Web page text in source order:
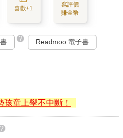
喜歡+1
寫評價
賺金幣
? Readmoo 電子書
童上學不中斷！
?